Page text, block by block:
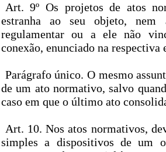
Art. 9º Os projetos de atos
estranha ao seu objeto,
regulamentar ou a ele não
conexão, enunciado na respectiva
Parágrafo único. O mesmo
de um ato normativo, salvo
caso em que o último ato
Art. 10. Nos atos normativos,
simples a dispositivos de um